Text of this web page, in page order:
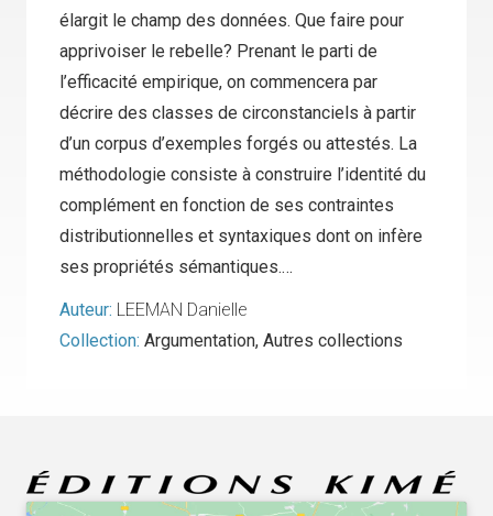
élargit le champ des données. Que faire pour
apprivoiser le rebelle? Prenant le parti de
l’efficacité empirique, on commencera par
décrire des classes de circonstanciels à partir
d’un corpus d’exemples forgés ou attestés. La
méthodologie consiste à construire l’identité du
complément en fonction de ses contraintes
distributionnelles et syntaxiques dont on infère
ses propriétés sémantiques.…
Auteur: LEEMAN Danielle
Collection: Argumentation, Autres collections